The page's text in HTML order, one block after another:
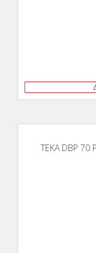
TEKA DBP 70